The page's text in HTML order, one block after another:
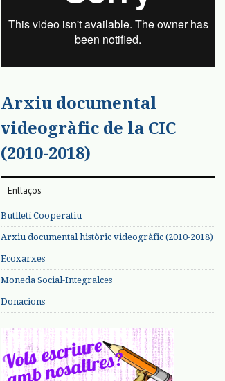
Arxiu documental
videogràfic de la CIC
(2010-2018)
Enllaços
Butlletí Cooperatiu
Arxiu documental històric videogràfic (2010-2018)
Ecoxarxes
Moneda Social-Integralces
Donacions